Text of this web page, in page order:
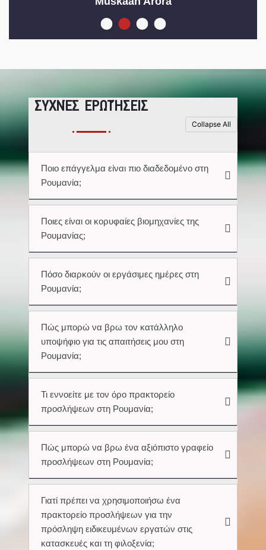
ΣΥΧΝΈΣ ΕΡΩΤΉΣΕΙΣ
Collapse All
Ποιο επάγγελμα είναι πιο διαδεδομένο στη
Ρουμανία;
Ποιες είναι οι κορυφαίες βιομηχανίες της
Ρουμανίας;
Πόσο διαρκούν οι εργάσιμες ημέρες στη
Ρουμανία;
Πώς μπορώ να βρω τον κατάλληλο
υποψήφιο για τις απαιτήσεις μου στη
Ρουμανία;
Τι εννοείτε με τον όρο πρακτορείο
προσλήψεων στη Ρουμανία;
Πώς μπορώ να βρω ένα αξιόπιστο γραφείο
προσλήψεων στη Ρουμανία;
Γιατί πρέπει να χρησιμοποιήσω ένα
πρακτορείο προσλήψεων για την
πρόσληψη ειδικευμένων εργατών στις
κατασκευές και τη φιλοξενία;